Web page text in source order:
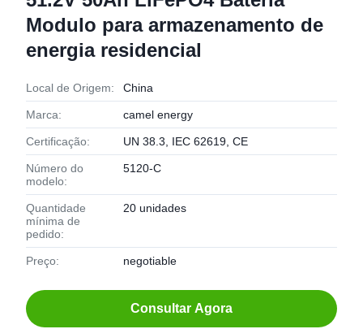
Modulo para armazenamento de
energia residencial
Local de Origem: China
Marca: camel energy
Certificação: UN 38.3, IEC 62619, CE
Número do
modelo:
5120-C
Quantidade
mínima de
pedido:
20 unidades
Preço: negotiable
Consultar Agora